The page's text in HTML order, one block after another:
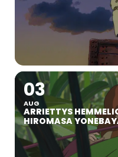
03
AUG
ARRIETTYS
HIROMASA